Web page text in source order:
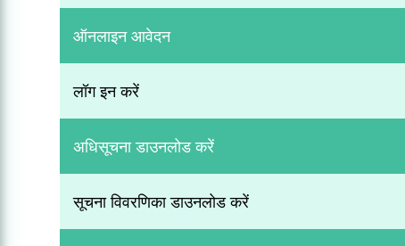
ऑनलाइन आवेदन
लॉग इन करें
अधिसूचना डाउनलोड करें
सूचना विवरणिका डाउनलोड करें